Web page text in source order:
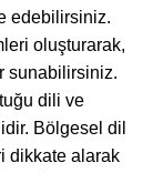
edebilirsiniz.
oluşturarak,
sunabilirsiniz.
dili ve
Bölgesel dil
dikkate alarak